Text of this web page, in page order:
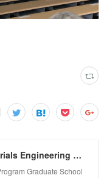
Thermal Fluid Materials Engineering Laboratory
Graduate School